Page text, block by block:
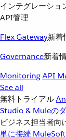
インテグレーショ
API管理
Flex Gateway新着
Governance新着
MonitoringAPI
See all
無料トライアル
Studio & Muleの
ビジネス担当者向
単に接続 MuleSoft